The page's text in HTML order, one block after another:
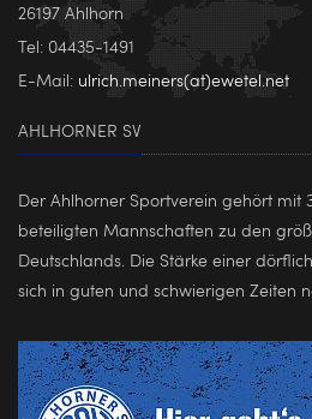
26197 Ahlhorn
Tel: 04435-1491
E-Mail: ulrich.meiners(at)ewetel.net
AHLHORNER SV
Der Ahlhorner Sportverein gehört mit
beteiligten Mannschaften zu den
Deutschlands. Die Stärke einer
sich in guten und schwierigen Zeiten